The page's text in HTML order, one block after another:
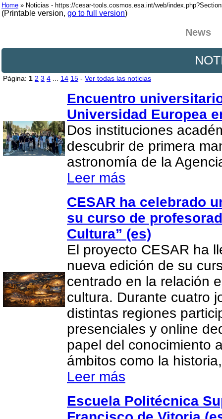
Home » Noticias - https://cesar-tools.cosmos.esa.int/web/
(Printable version, go to full version)
News
Página: 1 2 3 4 14 15 - Ver todas las noticias
Encuentro
Universidad Europea
Dos instituciones
descubrir de primera
astronomía de la
Leer más
CESAR ha celebrado
su curso de
Cultura” (es)
El proyecto CESAR ha
nueva edición de su
centrado en la relación
cultura. Durante cuatro
distintas regiones
presenciales y online
papel del conocimiento
ámbitos como la
Leer más
Escuela Politécnica